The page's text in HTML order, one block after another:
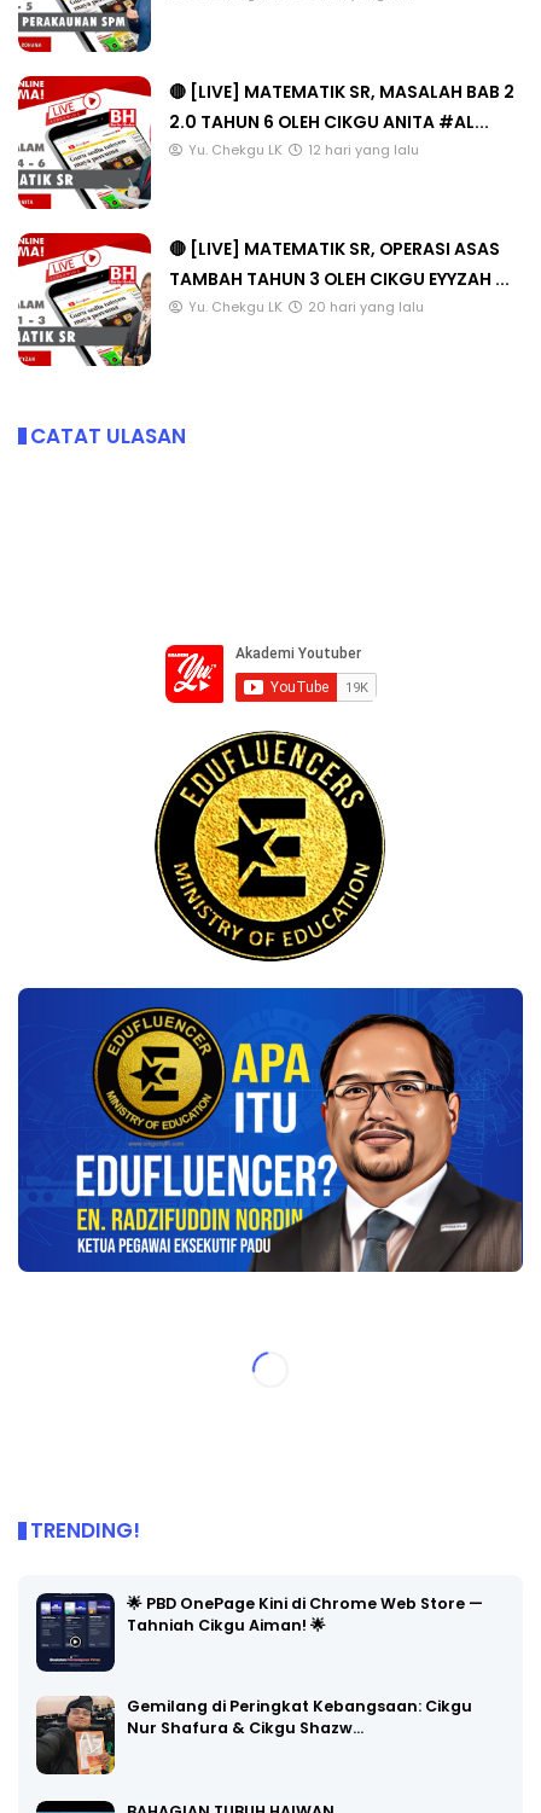
🔴 [LIVE] MATEMATIK SR, MASALAH BAB 2
2.0 TAHUN 6 OLEH CIKGU ANITA #AL...
Yu. Chekgu LK 12 hari yang lalu
🔴 [LIVE] MATEMATIK SR, OPERASI ASAS
TAMBAH TAHUN 3 OLEH CIKGU EYYZAH ...
Yu. Chekgu LK 20 hari yang lalu
CATAT ULASAN
TRENDING!
🌟 PBD OnePage Kini di Chrome Web Store —
Tahniah Cikgu Aiman! 🌟
Gemilang di Peringkat Kebangsaan: Cikgu
Nur Shafura & Cikgu Shazw…